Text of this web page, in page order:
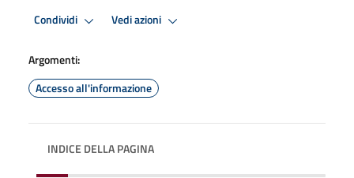
Condividi Vedi azioni
Argomenti:
Accesso all'informazione
INDICE DELLA PAGINA